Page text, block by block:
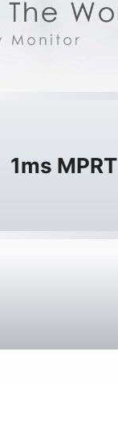
1ms MPRT